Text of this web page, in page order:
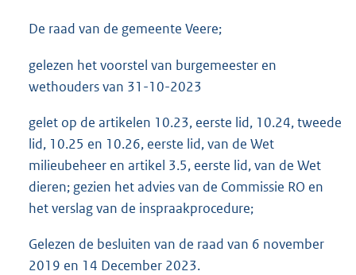
t
:
K
b
De raad van de gemeente Veere;
gelezen het voorstel van burgemeester en
wethouders van 31-10-2023
gelet op de artikelen 10.23, eerste lid, 10.24, tweede
lid, 10.25 en 10.26, eerste lid, van de Wet
milieubeheer en artikel 3.5, eerste lid, van de Wet
dieren; gezien het advies van de Commissie RO en
het verslag van de inspraakprocedure;
Gelezen de besluiten van de raad van 6 november
2019 en 14 December 2023.